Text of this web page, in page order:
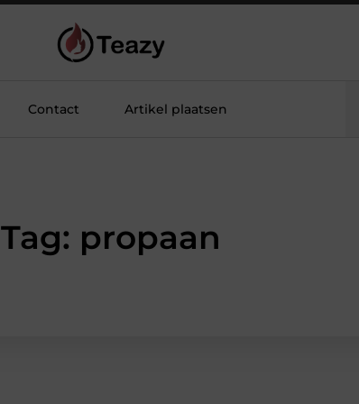
Contact Artikel plaatsen
Tag: propaan